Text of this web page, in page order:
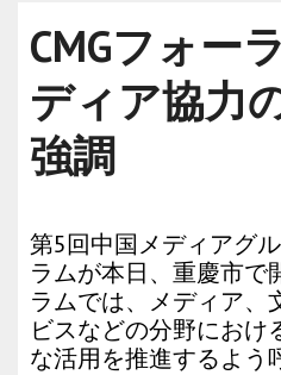
CMGフォー
ディア協力
強調
第5回中国メディアグ
ラムが本日、重慶市で
ラムでは、メディア、
ビスなどの分野におけ
な活用を推進するよう